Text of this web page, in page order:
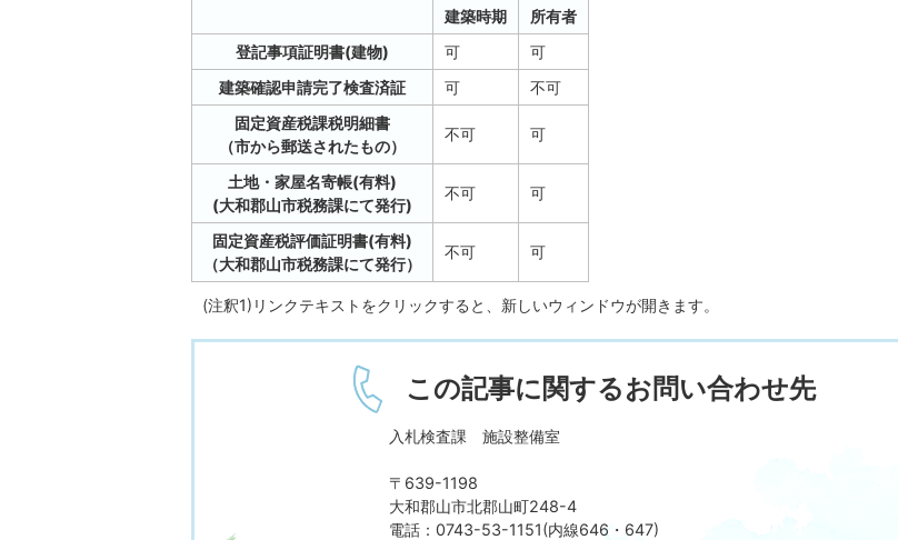
建築時期
所有者
登記事項証明書(建物)
可
可
建築確認申請完了検査済証
可
不可
固定資産税課税明細書
（市から郵送されたもの）
不可 可
土地・家屋名寄帳(有料)
(大和郡山市税務課にて発行)
不可 可
固定資産税評価証明書(有料)
（大和郡山市税務課にて発行）
不可 可
(注釈1)リンクテキストをクリックすると、新しいウィンドウが開きます。
この記事に関するお問い合わせ先
入札検査課 施設整備室
〒639-1198
大和郡山市北郡山町248-4
電話：0743-53-1151(内線646・647)